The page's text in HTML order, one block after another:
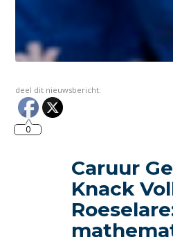
deel dit nieuwsbericht:
0
Caruur
Knack